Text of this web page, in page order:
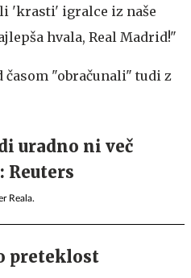
'krasti' igralce iz naše
hvala, Real Madrid!"
časom "obračunali" tudi z
Reala.
preteklost